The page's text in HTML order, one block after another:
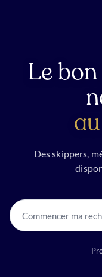
Le
Des skippers,
Commencer ma